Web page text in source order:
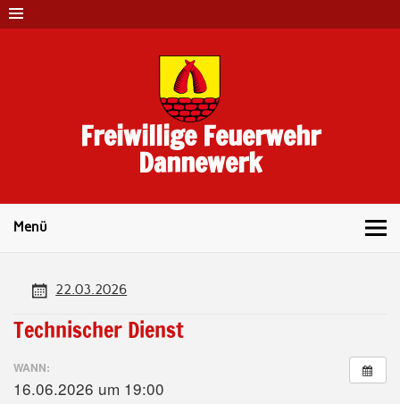
Skip
to
content
Freiwillige Feuerwehr
Dannewerk
Menü
22.03.2026
Technischer Dienst
WANN:
16.06.2026 um 19:00